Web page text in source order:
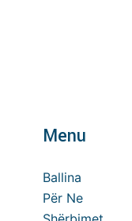
Menu
Ballina
Për Ne